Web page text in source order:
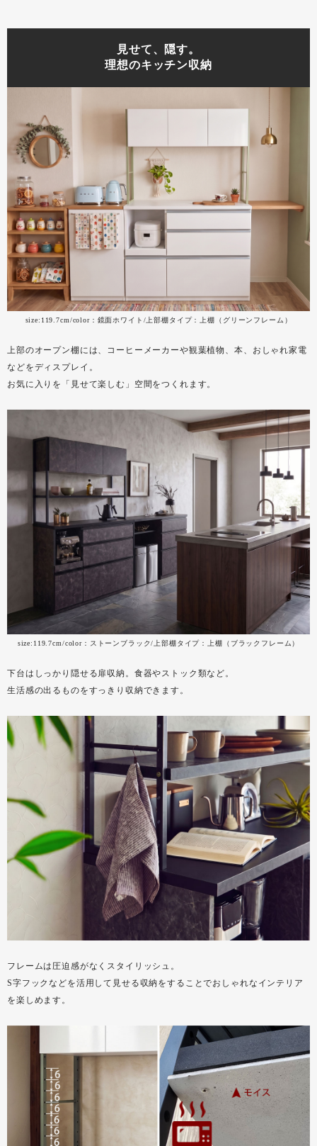
見せて、隠す。
理想のキッチン収納
size:119.7cm/color：鏡面ホワイト/上部棚タイプ：上棚（グリーンフレーム）
上部のオープン棚には、コーヒーメーカーや観葉植物、本、おしゃれ家電
などをディスプレイ。
お気に入りを「見せて楽しむ」空間をつくれます。
size:119.7cm/color：ストーンブラック/上部棚タイプ：上棚（ブラックフレーム）
下台はしっかり隠せる扉収納。食器やストック類など。
生活感の出るものをすっきり収納できます。
フレームは圧迫感がなくスタイリッシュ。
S字フックなどを活用して見せる収納をすることでおしゃれなインテリア
を楽しめます。